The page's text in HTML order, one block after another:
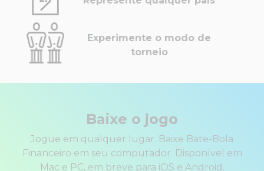
Experimente o modo de
torneio
Baixe o jogo
Jogue em qualquer lugar. Baixe Bate-Bola
Financeiro em seu computador. Disponível em
Mac e PC, em breve para iOS e Android.